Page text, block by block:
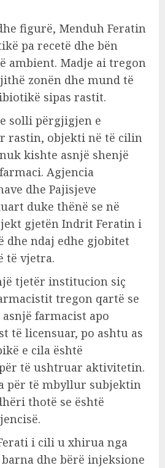
figurë, Menduh Feratin
pa recetë dhe bën
ambient. Madje ai tregon
zonën dhe mund të
sipas rastit.
solli përgjigjen e
rastin, objekti në të cilin
kishte asnjë shenjë
Agjencia
dhe Pajisjeve
duke thënë se në
gjetën Indrit Feratin i
dhe ndaj edhe gjobitet
të vjetra.
tjetër institucion siç
tregon qartë se
farmacist apo
të licensuar, po ashtu as
e cila është
të ushtruar aktivitetin.
për të mbyllur subjektin
thotë se është
i cili u xhirua nga
dhe bërë injeksione